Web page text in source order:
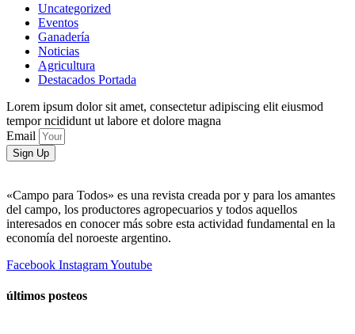
Uncategorized
Eventos
Ganadería
Noticias
Agricultura
Destacados Portada
Lorem ipsum dolor sit amet, consectetur adipiscing elit eiusmod
tempor ncididunt ut labore et dolore magna
Email
Sign Up
«Campo para Todos» es una revista creada por y para los amantes
del campo, los productores agropecuarios y todos aquellos
interesados en conocer más sobre esta actividad fundamental en la
economía del noroeste argentino.
Facebook InstagramYoutube
últimos posteos